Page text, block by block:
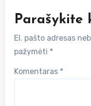
Parašykite
El. pašto adresas
pažymėti *
Komentaras *